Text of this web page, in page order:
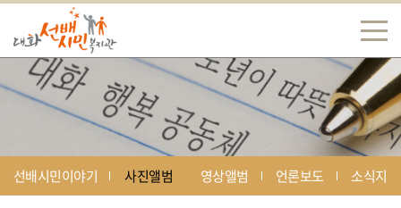
선배시민이야기 사진앨범 영상앨범 언론보도 소식지